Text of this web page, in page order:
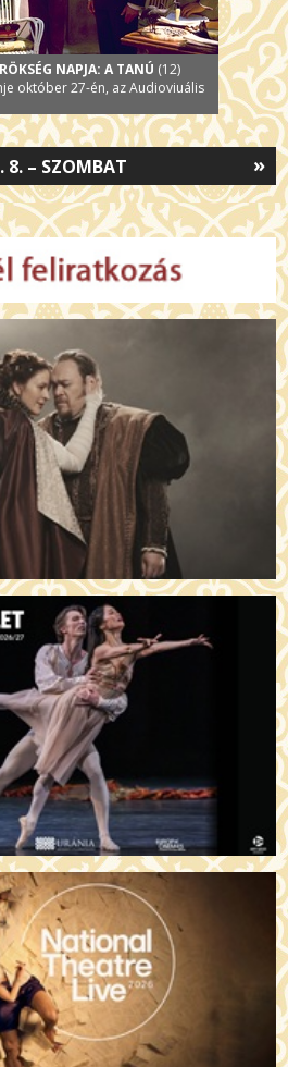
NAPJA: A TANÚ (12)
október 27-én, az Audioviuális
»
8. – SZOMBAT